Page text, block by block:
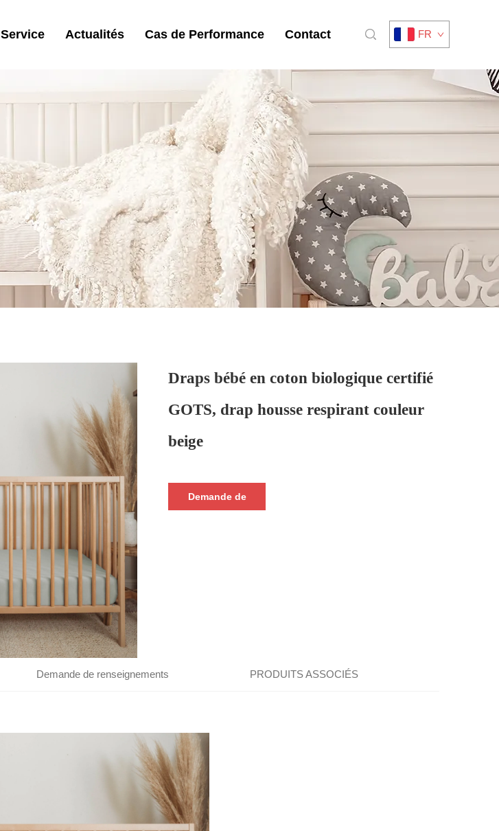
Service Actualités Cas de Performance Contact FR
Draps bébé en coton biologique certifié
GOTS, drap housse respirant couleur
beige
Demande de
Demande de renseignements PRODUITS ASSOCIÉS